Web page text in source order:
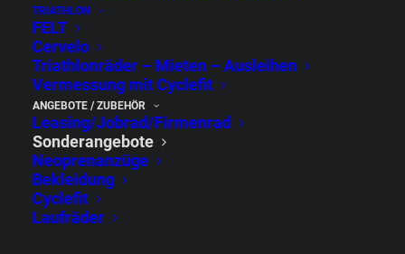
TRIATHLON
FELT
Cervelo
Triathlonräder – Mieten – Ausleihen
Vermessung mit Cyclefit
ANGEBOTE / ZUBEHÖR
Leasing/Jobrad/Firmenrad
Sonderangebote
Neoprenanzüge
Bekleidung
Cyclefit
Laufräder
Telefon: 0341 – 42 48 175
Telefax: 0341 – 42 48 266
kontakt@radwelt-sport.de
Öffnungszeiten
Montag - Freitag von 14-18 Uhr, Samstag von
10-13 Uhr